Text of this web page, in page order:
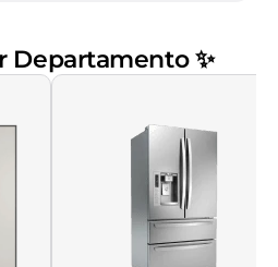
Departamento ✨